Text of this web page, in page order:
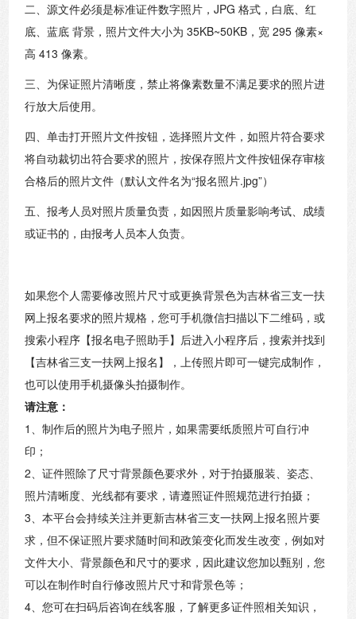
二、源文件必须是标准证件数字照片，JPG 格式，白底、红
底、蓝底 背景，照片文件大小为 35KB~50KB，宽 295 像素×
高 413 像素。
三、为保证照片清晰度，禁止将像素数量不满足要求的照片进
行放大后使用。
四、单击打开照片文件按钮，选择照片文件，如照片符合要求
将自动裁切出符合要求的照片，按保存照片文件按钮保存审核
合格后的照片文件（默认文件名为“报名照片.jpg”）
五、报考人员对照片质量负责，如因照片质量影响考试、成绩
或证书的，由报考人员本人负责。
如果您个人需要修改照片尺寸或更换背景色为吉林省三支一扶
网上报名要求的照片规格，您可手机微信扫描以下二维码，或
搜索小程序【报名电子照助手】后进入小程序后，搜索并找到
【吉林省三支一扶网上报名】，上传照片即可一键完成制作，
也可以使用手机摄像头拍摄制作。
请注意：
1、制作后的照片为电子照片，如果需要纸质照片可自行冲
印；
2、证件照除了尺寸背景颜色要求外，对于拍摄服装、姿态、
照片清晰度、光线都有要求，请遵照证件照规范进行拍摄；
3、本平台会持续关注并更新吉林省三支一扶网上报名照片要
求，但不保证照片要求随时间和政策变化而发生改变，例如对
文件大小、背景颜色和尺寸的要求，因此建议您加以甄别，您
可以在制作时自行修改照片尺寸和背景色等；
4、您可在扫码后咨询在线客服，了解更多证件照相关知识，